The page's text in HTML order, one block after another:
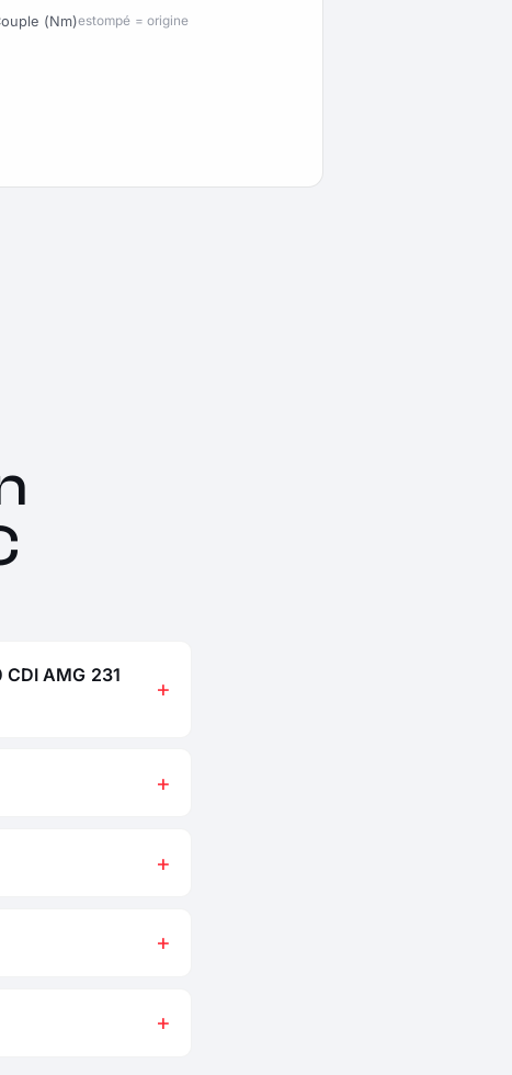
(Nm)estompé = origine
AMG 231